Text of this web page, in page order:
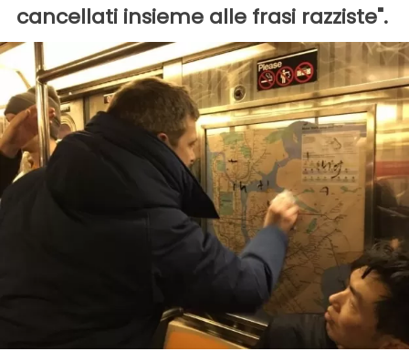
cancellati insieme alle frasi razziste".